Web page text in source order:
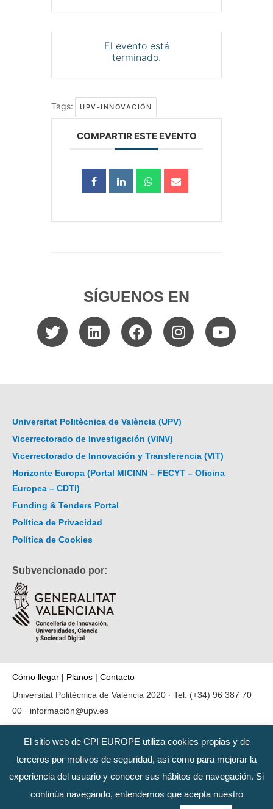
El evento está
terminado.
Tags: UPV-INNOVACIÓN
COMPARTIR ESTE EVENTO
SÍGUENOS EN
Universitat Politècnica de València (UPV)
Vicerrectorado de Investigación (VINV)
Vicerrectorado de Innovación y Transferencia (VIT)
Horizonte Europa (Portal MICINN – FECYT – Oficina
Europea – CDTI)
Funding & Tenders Portal
Política de Privacidad
Política de Cookies
Subvencionado por:
Cómo llegar | Planos | Contacto
Universitat Politècnica de València 2020 · Tel. (+34) 96 387 70
00 · información@upv.es
El sitio web de CPI EUROPE utiliza cookies propias y de
terceros por motivos de seguridad, así como para mejorar la
experiencia del usuario y conocer sus hábitos de navegación. Si
continúa navegando, entendemos que acepta nuestro